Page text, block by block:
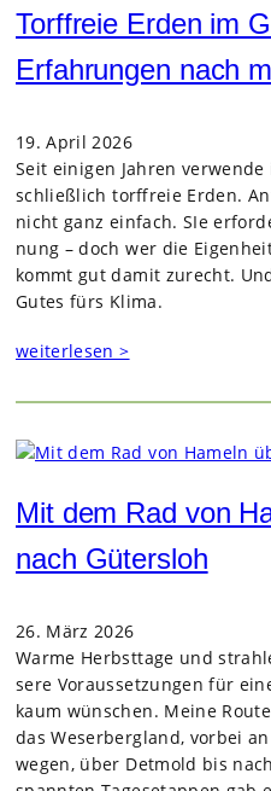
Torffreie Erden im
Erfahrungen nach
19. April 2026
Seit eini­gen Jah­ren
schließ­lich torf­freie Erden.
nicht ganz ein­fach. SIe
nung – doch wer die
kommt gut damit zurecht.
Gutes fürs Klima.
weiterlesen >
Mit dem Rad von
nach Gütersloh
26. März 2026
Warme Herbst­tage und
sere Vor­aus­set­zun­gen für
kaum wün­schen. Meine
das Weser­berg­land, vor­bei
we­gen, über Det­mold bis